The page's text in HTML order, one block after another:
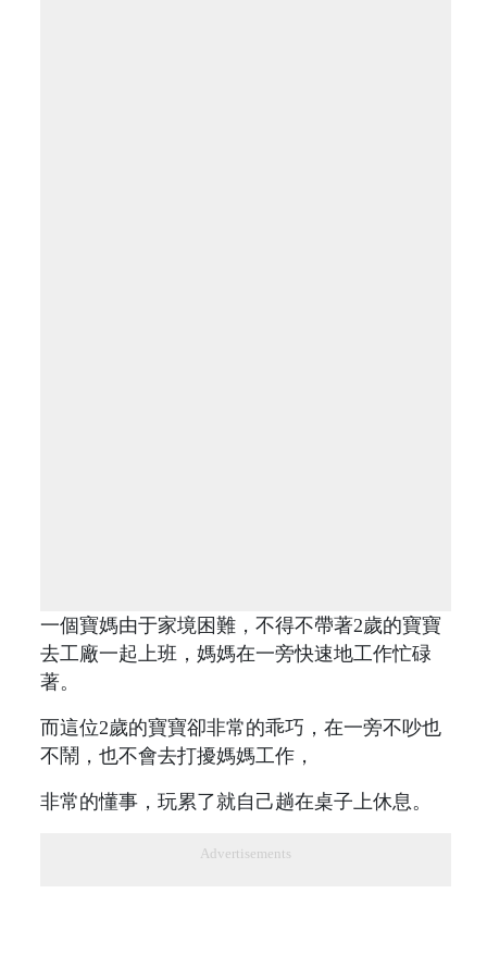
一個寶媽由于家境困難，不得不帶著2歲的寶寶
去工廠一起上班，媽媽在一旁快速地工作忙碌
著。
而這位2歲的寶寶卻非常的乖巧，在一旁不吵也
不鬧，也不會去打擾媽媽工作，
非常的懂事，玩累了就自己趟在桌子上休息。
Advertisements